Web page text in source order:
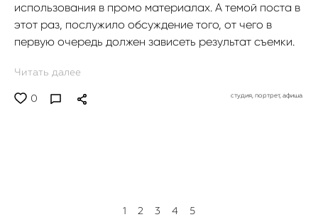
использования в промо материалах. А темой поста в
этот раз, послужило обсуждение того, от чего в
первую очередь должен зависеть результат съемки.
Читать далее
0 студия, портрет, афиша
1 2 3 4 5